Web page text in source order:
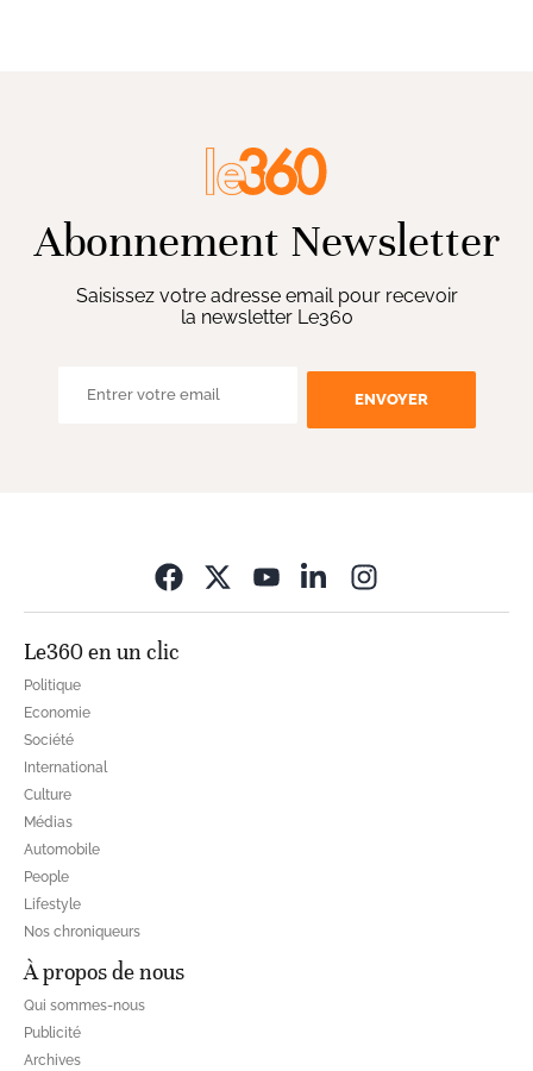
Abonnement Newsletter
Saisissez votre adresse email pour recevoir
la newsletter Le360
ENVOYER
Le360 en un clic
Politique
Economie
Société
International
Culture
Médias
Automobile
People
Lifestyle
Nos chroniqueurs
À propos de nous
Qui sommes-nous
Publicité
Archives